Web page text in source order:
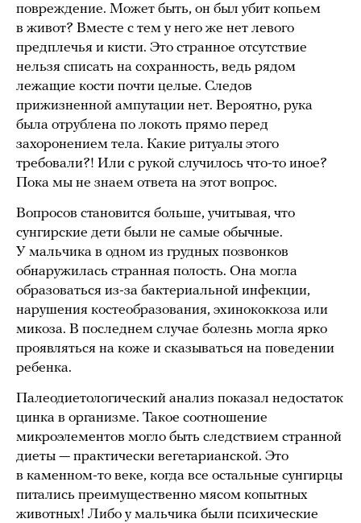
повреждение. Может быть, он был убит копьем
в живот? Вместе с тем у него же нет левого
предплечья и кисти. Это странное отсутствие
нельзя списать на сохранность, ведь рядом
лежащие кости почти целые. Следов
прижизненной ампутации нет. Вероятно, рука
была отрублена по локоть прямо перед
захоронением тела. Какие ритуалы этого
требовали?! Или с рукой случилось что-то иное?
Пока мы не знаем ответа на этот вопрос.
Вопросов становится больше, учитывая, что
сунгирские дети были не самые обычные.
У мальчика в одном из грудных позвонков
обнаружилась странная полость. Она могла
образоваться из-за бактериальной инфекции,
нарушения костеобразования, эхинококкоза или
микоза. В последнем случае болезнь могла ярко
проявляться на коже и сказываться на поведении
ребенка.
Палеодиетологический анализ показал недостаток
цинка в организме. Такое соотношение
микроэлементов могло быть следствием странной
диеты — практически вегетарианской. Это
в каменном-то веке, когда все остальные сунгирцы
питались преимущественно мясом копытных
животных! Либо у мальчика были психические